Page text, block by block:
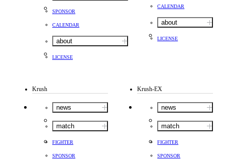
SPONSOR
CALENDAR
about
LICENSE
CALENDAR
about
LICENSE
Krush
news
match
FIGHTER
SPONSOR
Krush-EX
news
match
FIGHTER
SPONSOR